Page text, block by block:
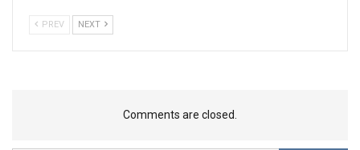
PREV NEXT
Comments are closed.